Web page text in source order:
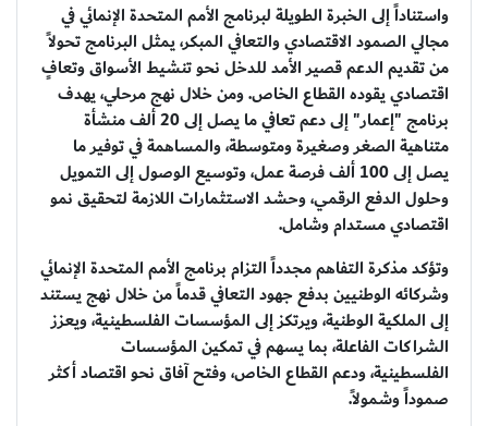
واستناداً إلى الخبرة الطويلة لبرنامج الأمم المتحدة الإنمائي في
مجالي الصمود الاقتصادي والتعافي المبكر، يمثل البرنامج تحولاً
من تقديم الدعم قصير الأمد للدخل نحو تنشيط الأسواق وتعافٍ
اقتصادي يقوده القطاع الخاص. ومن خلال نهج مرحلي، يهدف
برنامج "إعمار" إلى دعم تعافي ما يصل إلى 20 ألف منشأة
متناهية الصغر وصغيرة ومتوسطة، والمساهمة في توفير ما
يصل إلى 100 ألف فرصة عمل، وتوسيع الوصول إلى التمويل
وحلول الدفع الرقمي، وحشد الاستثمارات اللازمة لتحقيق نمو
اقتصادي مستدام وشامل.
وتؤكد مذكرة التفاهم مجدداً التزام برنامج الأمم المتحدة الإنمائي
وشركائه الوطنيين بدفع جهود التعافي قدماً من خلال نهج يستند
إلى الملكية الوطنية، ويرتكز إلى المؤسسات الفلسطينية، ويعزز
الشراكات الفاعلة، بما يسهم في تمكين المؤسسات
الفلسطينية، ودعم القطاع الخاص، وفتح آفاق نحو اقتصاد أكثر
صموداً وشمولاً.